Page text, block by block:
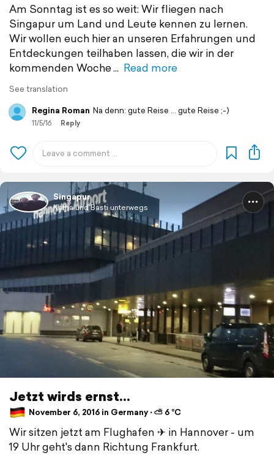
Am Sonntag ist es so weit: Wir fliegen nach
Singapur um Land und Leute kennen zu lernen.
Wir wollen euch hier an unseren Erfahrungen und
Entdeckungen teilhaben lassen, die wir in der
kommenden Woche
Read more
See translation
Regina Roman Na denn: gute Reise ... gute Reise ;-)
11/5/16 Reply
Singapur
Katha und Basti unterwegs
Jetzt wirds ernst...
November 6, 2016 in Germany ⋅ ⛅ 6 °C
Wir sitzen jetzt am Flughafen ✈ in Hannover - um
19 Uhr geht's dann Richtung Frankfurt.